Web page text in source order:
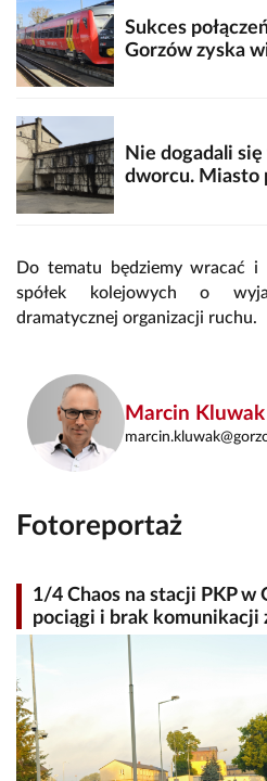
Sukces
Gorzów zyska
Nie dogadali
dworcu. Miasto
Do tematu będziemy wracać i
spółek kolejowych o
dramatycznej organizacji ruchu.
Marcin Kluwak
Fotoreportaż
1/4 Chaos na stacji PKP w
pociągi i brak komunikacji